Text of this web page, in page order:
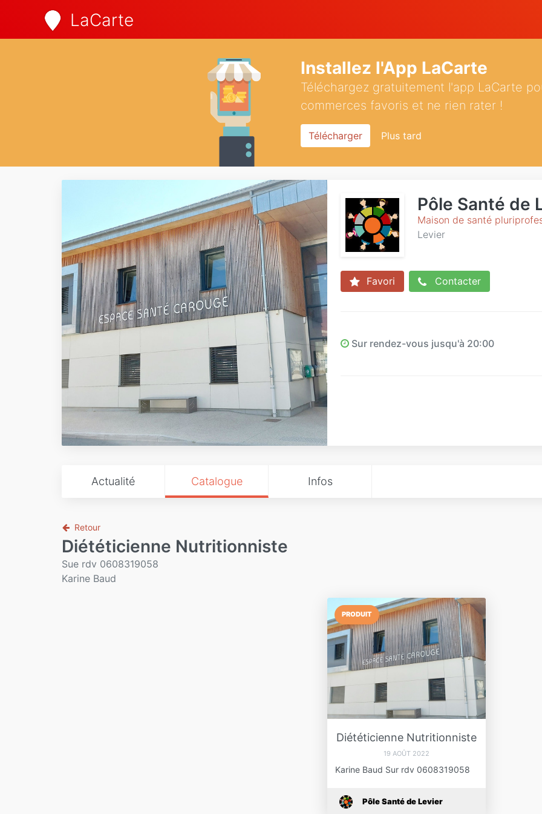
LaCarte
Installez l'App LaCarte
Téléchargez gratuitement l'app LaCarte
commerces favoris et ne rien rater !
Télécharger Plus tard
Pôle Santé de
Maison de santé
Levier
Favori Contacter
Sur rendez-vous jusqu'à 20:00
Actualité Catalogue Infos
Retour
Diététicienne Nutritionniste
Sue rdv 0608319058
Karine Baud
PRODUIT
Diététicienne Nutritionniste
19 AOÛT 2022
Karine Baud Sur rdv 0608319058
Pôle Santé de Levier